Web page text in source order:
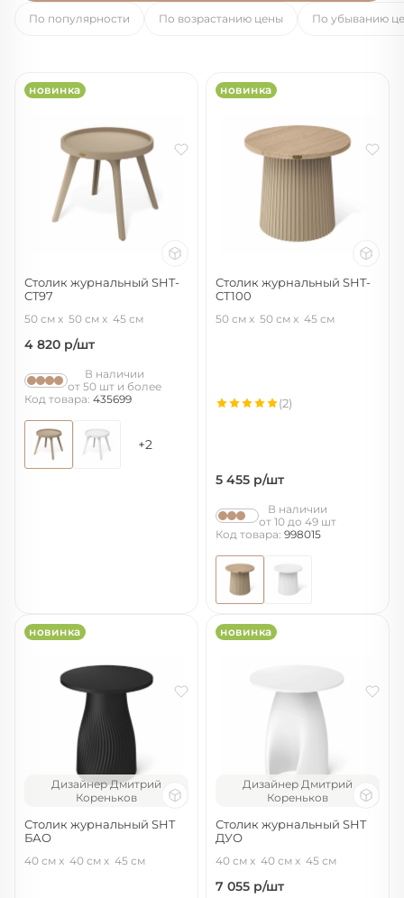
По популярности По возрастанию цены По убыванию
новинка
Столик журнальный SHT-
CT97
50 см 50 см 45 см
4 820 р/шт
В наличии
от 50 шт и более
Код товара: 435699
+2
новинка
Столик журнальный SHT-
CT100
50 см 50 см 45 см
5 455 р/шт
(2)
В наличии
от 10 до 49 шт
Код товара: 998015
новинка
Дизайнер Дмитрий
Кореньков
Столик журнальный SHT
БАО
40 см 40 см 45 см
новинка
Дизайнер Дмитрий
Кореньков
Столик журнальный SHT
ДУО
40 см 40 см 45 см
7 055 р/шт